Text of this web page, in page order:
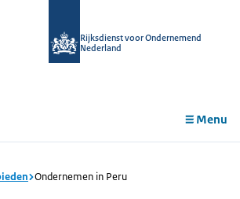
Rijksdienst voor Ondernemend
Nederland
Menu
Ondernemen in Peru